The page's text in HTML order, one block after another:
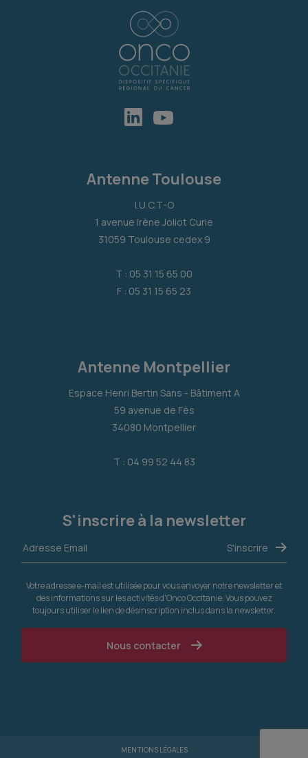
Antenne Toulouse
I.U.C.T-O
1 avenue Irène Joliot Curie
31059 Toulouse cedex 9
T : 05 31 15 65 00
F : 05 31 15 65 23
Antenne Montpellier
Espace Henri Bertin Sans - Bâtiment A
59 avenue de Fès
34080 Montpellier
T : 04 99 52 44 83
S'inscrire à la newsletter
Votre adresse e-mail est utilisée pour vous envoyer notre newsletter et
des informations sur les activités d'Onco Occitanie. Vous pouvez
toujours utiliser le lien de désinscription inclus dans la newsletter.
Nous contacter
MENTIONS LÉGALES